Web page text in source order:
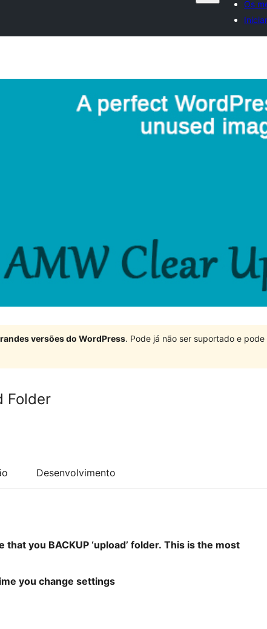
Os
versões do WordPress. Pode já não ser suportado e
Folder
Desenvolvimento
you BACKUP ‘upload’ folder. This is the most
you change settings